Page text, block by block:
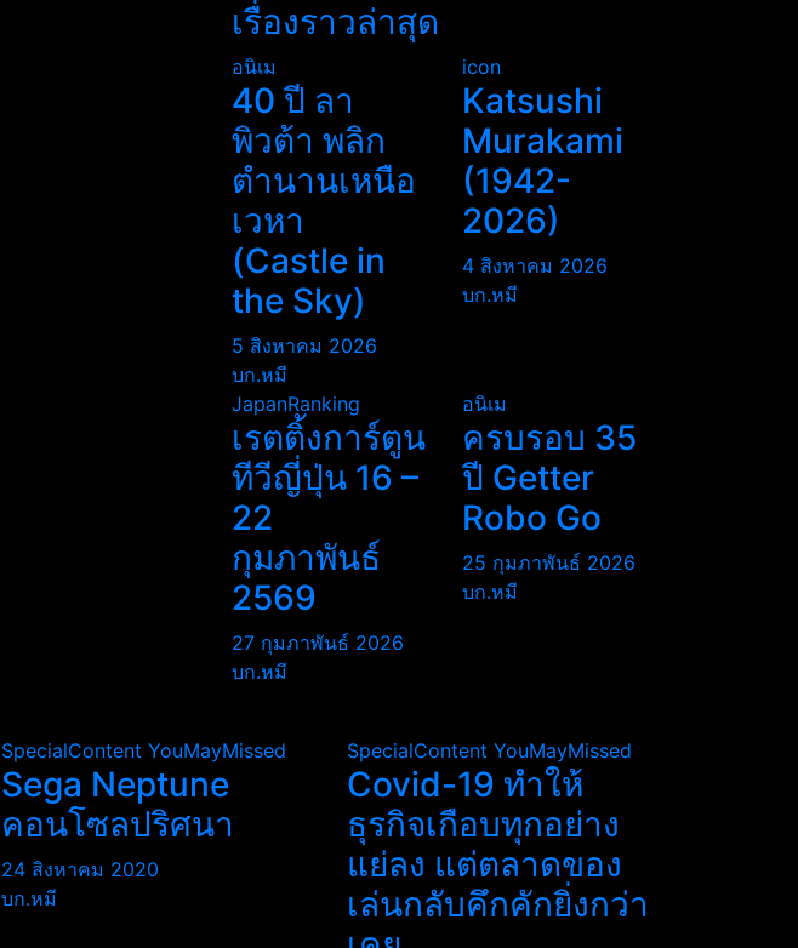
เรื่องราวล่าสุด
อนิเม
40 ปี ลา
พิวต้า พลิก
ตำนานเหนือ
เวหา
(Castle in
the Sky)
5 สิงหาคม 2026
บก.หมี
icon
Katsushi
Murakami
(1942-
2026)
4 สิงหาคม 2026
บก.หมี
JapanRanking
เรตติ้งการ์ตูน
ทีวีญี่ปุ่น 16 –
22
กุมภาพันธ์
2569
27 กุมภาพันธ์ 2026
บก.หมี
อนิเม
ครบรอบ 35
ปี Getter
Robo Go
25 กุมภาพันธ์ 2026
บก.หมี
SpecialContent YouMayMissed
Sega Neptune
คอนโซลปริศนา
24 สิงหาคม 2020
บก.หมี
SpecialContent YouMayMissed
Covid-19 ทำให้
ธุรกิจเกือบทุกอย่าง
แย่ลง แต่ตลาดของ
เล่นกลับคึกคักยิ่งกว่า